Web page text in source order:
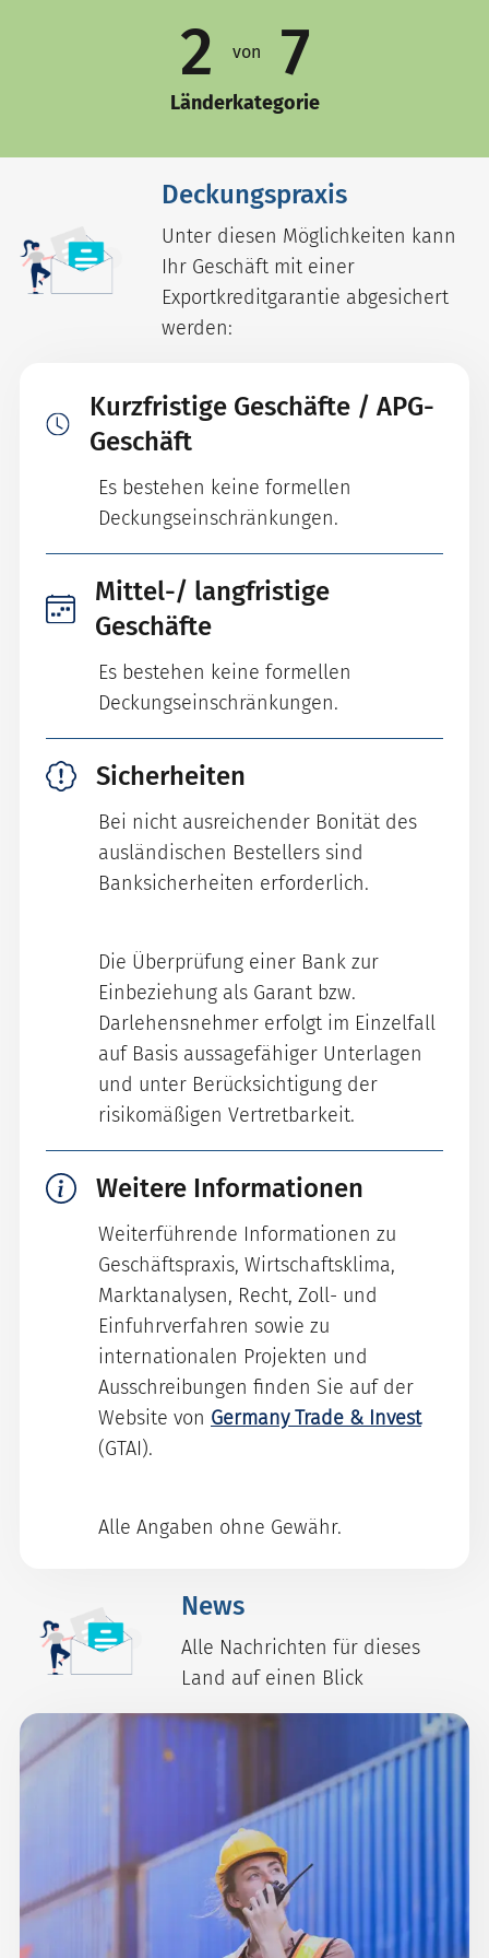
2 von 7
Länderkategorie
Deckungspraxis
Unter diesen Möglichkeiten kann
Ihr Geschäft mit einer
Exportkreditgarantie abgesichert
werden:
Kurzfristige Geschäfte / APG-
Geschäft
Es bestehen keine formellen
Deckungseinschränkungen.
Mittel-/ langfristige
Geschäfte
Es bestehen keine formellen
Deckungseinschränkungen.
Sicherheiten
Bei nicht ausreichender Bonität des
ausländischen Bestellers sind
Banksicherheiten erforderlich.
Die Überprüfung einer Bank zur
Einbeziehung als Garant bzw.
Darlehensnehmer erfolgt im Einzelfall
auf Basis aussagefähiger Unterlagen
und unter Berücksichtigung der
risikomäßigen Vertretbarkeit.
Weitere Informationen
Weiterführende Informationen zu
Geschäftspraxis, Wirtschaftsklima,
Marktanalysen, Recht, Zoll- und
Einfuhrverfahren sowie zu
internationalen Projekten und
Ausschreibungen finden Sie auf der
Website von Germany Trade & Invest
(GTAI).
Alle Angaben ohne Gewähr.
News
Alle Nachrichten für dieses
Land auf einen Blick